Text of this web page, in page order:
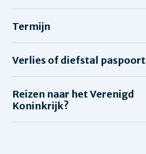
Termijn
Verlies of diefstal paspoort
Reizen naar het Verenigd
Koninkrijk?